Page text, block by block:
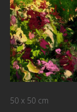
50 x 50 cm